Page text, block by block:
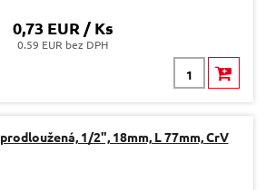
0,73 EUR / Ks
0.59 EUR bez DPH
1/2", 18mm, L 77mm, CrV